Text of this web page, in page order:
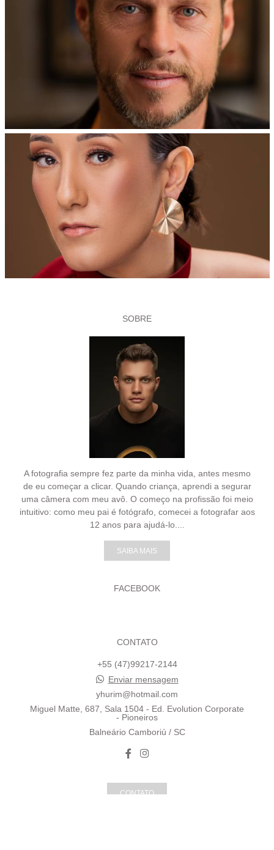
SOBRE
A fotografia sempre fez parte da minha vida, antes mesmo
de eu começar a clicar. Quando criança, aprendi a segurar
uma câmera com meu avô. O começo na profissão foi meio
intuitivo: como meu pai é fotógrafo, comecei a fotografar aos
12 anos para ajudá-lo....
SAIBA MAIS
FACEBOOK
CONTATO
+55 (47)99217-2144
Enviar mensagem
yhurim@hotmail.com
Miguel Matte, 687, Sala 1504 - Ed. Evolution Corporate
- Pioneiros
Balneário Camboriú / SC
CONTATO